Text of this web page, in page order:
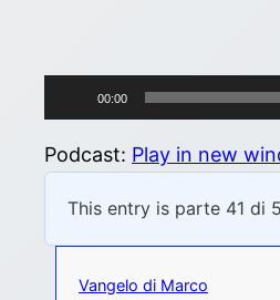
Player
00:00
Podcast: Play in new
This entry is parte 41 di
Vangelo di Marco